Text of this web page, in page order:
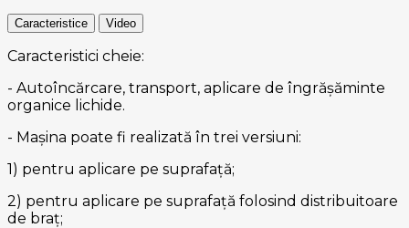
Caracteristice Video
Caracteristici cheie:
- Autoîncărcare, transport, aplicare de îngrășăminte
organice lichide.
- Mașina poate fi realizată în trei versiuni:
1) pentru aplicare pe suprafață;
2) pentru aplicare pe suprafață folosind distribuitoare
de braț;